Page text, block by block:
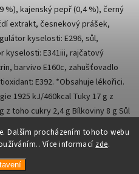
Dalším procházením tohoto webu
Více informací zde.
%), kajenský pepř (0,4 %), černý
extrakt, česnekový prášek,
kyselosti: E296, sůl,
kyselosti: E341iii, rajčatový
barvivo E160c, zahušťovadlo
E392. *Obsahuje lékořici.
1925 kJ/460kcal Tuky 17 g z
z toho cukry 2,4 g Bílkoviny 8 g Sůl